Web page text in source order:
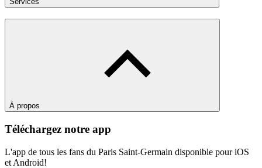
À propos
Téléchargez notre app
L'app de tous les fans du Paris Saint-Germain disponible pour iOS
et Android!